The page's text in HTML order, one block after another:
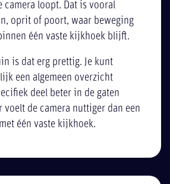
camera loopt. Dat is vooral
oprit of poort, waar beweging
één vaste kijkhoek blijft.
is dat erg prettig. Je kunt
een algemeen overzicht
deel beter in de gaten
voelt de camera nuttiger dan een
één vaste kijkhoek.